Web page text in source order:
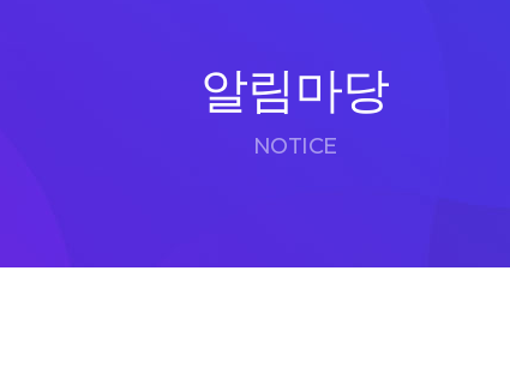
알림마당
NOTICE